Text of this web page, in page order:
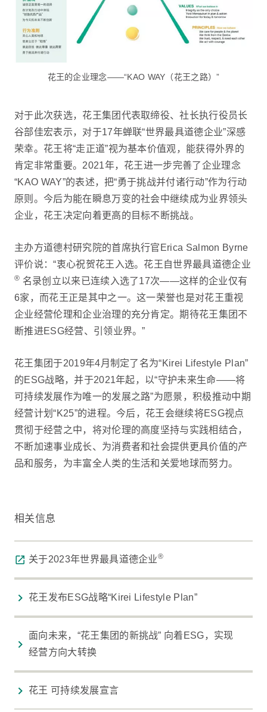
花王的企业理念——“KAO WAY（花王之路）”
对于此次获选，花王集团代表取缔役、社长执行役员长
谷部佳宏表示，对于17年蝉联“世界最具道德企业”深感
荣幸。花王将“走正道”视为基本价值观，能获得外界的
肯定非常重要。2021年，花王进一步完善了企业理念
“KAO WAY”的表述，把“勇于挑战并付诸行动”作为行动
原则。今后为能在瞬息万变的社会中继续成为业界领头
企业，花王决定向着更高的目标不断挑战。
主办方道德村研究院的首席执行官Erica Salmon Byrne
评价说：“衷心祝贺花王入选。花王自世界最具道德企业
® 名录创立以来已连续入选了17次——这样的企业仅有
6家，而花王正是其中之一。这一荣誉也是对花王重视
企业经营伦理和企业治理的充分肯定。期待花王集团不
断推进ESG经营、引领业界。”
花王集团于2019年4月制定了名为“Kirei Lifestyle Plan”
的ESG战略，并于2021年起，以“守护未来生命——将
可持续发展作为唯一的发展之路”为愿景，积极推动中期
经营计划“K25”的进程。今后，花王会继续将ESG视点
贯彻于经营之中，将对伦理的高度坚持与实践相结合，
不断加速事业成长、为消费者和社会提供更具价值的产
品和服务，为丰富全人类的生活和关爱地球而努力。
相关信息
关于2023年世界最具道德企业®
花王发布ESG战略“Kirei Lifestyle Plan”
面向未来，“花王集团的新挑战” 向着ESG，实现
经营方向大转换
花王 可持续发展宣言